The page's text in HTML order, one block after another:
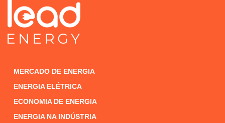
MERCADO DE ENERGIA
ENERGIA ELÉTRICA
ECONOMIA DE ENERGIA
ENERGIA NA INDÚSTRIA